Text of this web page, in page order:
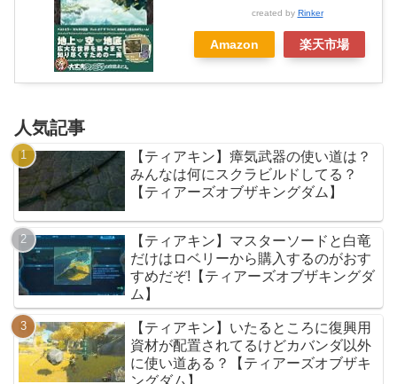
created by Rinker
Amazon 楽天市場
人気記事
【ティアキン】瘴気武器の使い道は？
みんなは何にスクラビルドしてる？
【ティアーズオブザキングダム】
【ティアキン】マスターソードと白竜
だけはロベリーから購入するのがおす
すめだぞ!【ティアーズオブザキングダ
ム】
【ティアキン】いたるところに復興用
資材が配置されてるけどカバンダ以外
に使い道ある？【ティアーズオブザキ